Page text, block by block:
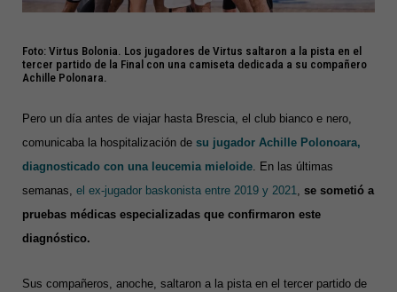
Foto: Virtus Bolonia. Los jugadores de Virtus saltaron a la pista en el
tercer partido de la Final con una camiseta dedicada a su compañero
Achille Polonara.
Pero un día antes de viajar hasta Brescia, el club bianco e nero,
comunicaba la hospitalización de su jugador Achille Polonoara,
diagnosticado con una leucemia mieloide. En las últimas
semanas, el ex-jugador baskonista entre 2019 y 2021, se sometió a
pruebas médicas especializadas que confirmaron este
diagnóstico.
Sus compañeros, anoche, saltaron a la pista en el tercer partido de